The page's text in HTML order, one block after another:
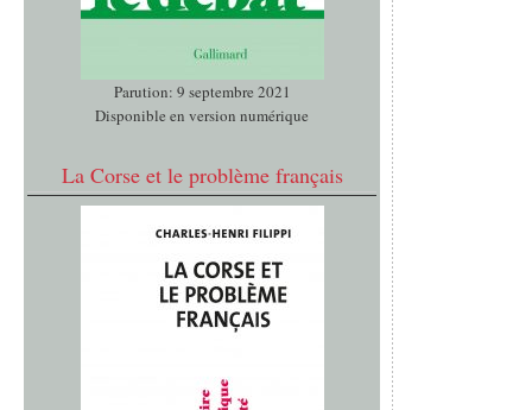
Parution: 9 septembre 2021
Disponible en version numérique
La Corse et le problème français